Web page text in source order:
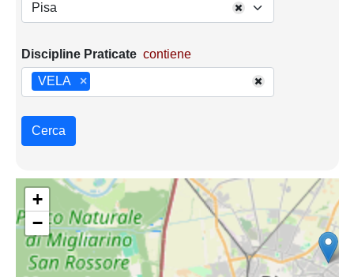
Pisa
Discipline Praticate contiene
×
VELA
Cerca
+
−